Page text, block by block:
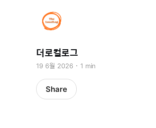
더로컬로그
19 6월 2026 1 min
Share